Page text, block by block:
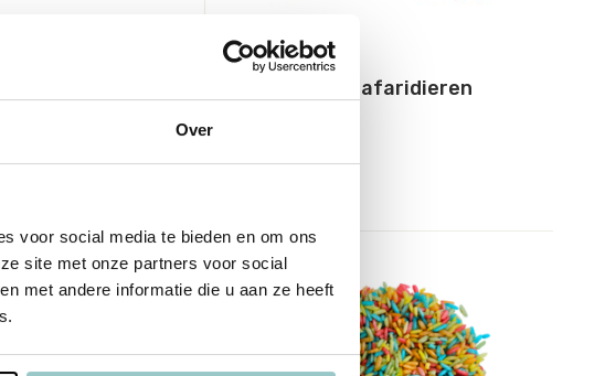
Over
voor social media te bieden en om ons
site met onze partners voor social
met andere informatie die u aan ze heeft
Grennn
Uitstekers Safaridieren
10,49